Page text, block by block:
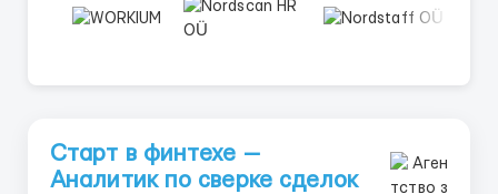
Старт в финтехе —
Аналитик по сверке сделок